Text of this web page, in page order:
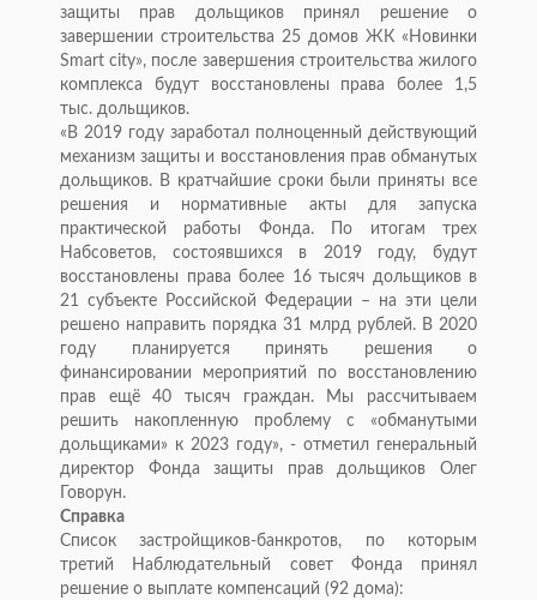
защиты прав дольщиков принял решение о
завершении строительства 25 домов ЖК «Новинки
Smart city», после завершения строительства жилого
комплекса будут восстановлены права более 1,5
тыс. дольщиков.
«В 2019 году заработал полноценный действующий
механизм защиты и восстановления прав обманутых
дольщиков. В кратчайшие сроки были приняты все
решения и нормативные акты для запуска
практической работы Фонда. По итогам трех
Набсоветов, состоявшихся в 2019 году, будут
восстановлены права более 16 тысяч дольщиков в
21 субъекте Российской Федерации – на эти цели
решено направить порядка 31 млрд рублей. В 2020
году планируется принять решения о
финансировании мероприятий по восстановлению
прав ещё 40 тысяч граждан. Мы рассчитываем
решить накопленную проблему с «обманутыми
дольщиками» к 2023 году», - отметил генеральный
директор Фонда защиты прав дольщиков Олег
Говорун.
Справка
Список застройщиков-банкротов, по которым
третий Наблюдательный совет Фонда принял
решение о выплате компенсаций (92 дома):